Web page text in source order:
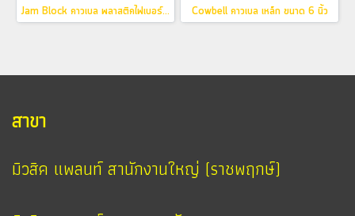
Jam Block คาวเบล พลาสติคไฟเบอร์ พร้อมขาจับ ขนาด 4.5 นิ้ว Cowbell คาวเบล เหล็ก ขนาด 6 นิ้ว
สาขา
มิวสิค แพลนท์ สานักงานใหญ่ (ราชพฤกษ์)